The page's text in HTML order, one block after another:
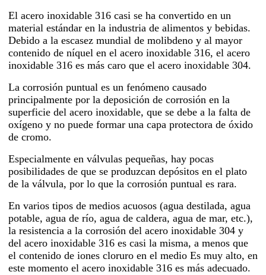
El acero inoxidable 316 casi se ha convertido en un
material estándar en la industria de alimentos y bebidas.
Debido a la escasez mundial de molibdeno y al mayor
contenido de níquel en el acero inoxidable 316, el acero
inoxidable 316 es más caro que el acero inoxidable 304.
La corrosión puntual es un fenómeno causado
principalmente por la deposición de corrosión en la
superficie del acero inoxidable, que se debe a la falta de
oxígeno y no puede formar una capa protectora de óxido
de cromo.
Especialmente en válvulas pequeñas, hay pocas
posibilidades de que se produzcan depósitos en el plato
de la válvula, por lo que la corrosión puntual es rara.
En varios tipos de medios acuosos (agua destilada, agua
potable, agua de río, agua de caldera, agua de mar, etc.),
la resistencia a la corrosión del acero inoxidable 304 y
del acero inoxidable 316 es casi la misma, a menos que
el contenido de iones cloruro en el medio Es muy alto, en
este momento el acero inoxidable 316 es más adecuado.